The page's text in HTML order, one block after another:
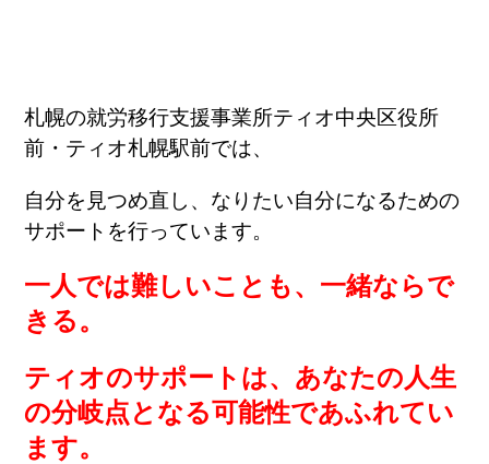
札幌の就労移行支援事業所ティオ中央区役所
前・ティオ札幌駅前では、
自分を見つめ直し、なりたい自分になるための
サポートを行っています。
一人では難しいことも、一緒ならで
きる。
ティオのサポートは、あなたの人生
の分岐点となる可能性であふれてい
ます。